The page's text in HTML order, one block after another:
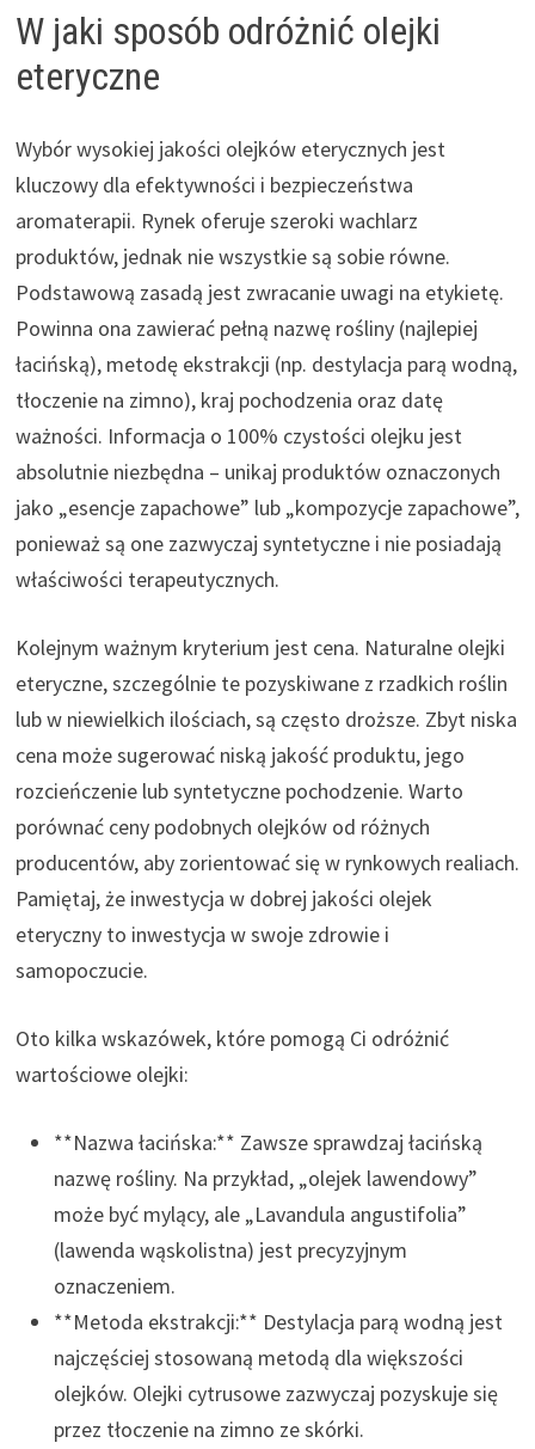
W jaki sposób odróżnić olejki
eteryczne
Wybór wysokiej jakości olejków eterycznych jest
kluczowy dla efektywności i bezpieczeństwa
aromaterapii. Rynek oferuje szeroki wachlarz
produktów, jednak nie wszystkie są sobie równe.
Podstawową zasadą jest zwracanie uwagi na etykietę.
Powinna ona zawierać pełną nazwę rośliny (najlepiej
łacińską), metodę ekstrakcji (np. destylacja parą wodną,
tłoczenie na zimno), kraj pochodzenia oraz datę
ważności. Informacja o 100% czystości olejku jest
absolutnie niezbędna – unikaj produktów oznaczonych
jako „esencje zapachowe” lub „kompozycje zapachowe”,
ponieważ są one zazwyczaj syntetyczne i nie posiadają
właściwości terapeutycznych.
Kolejnym ważnym kryterium jest cena. Naturalne olejki
eteryczne, szczególnie te pozyskiwane z rzadkich roślin
lub w niewielkich ilościach, są często droższe. Zbyt niska
cena może sugerować niską jakość produktu, jego
rozcieńczenie lub syntetyczne pochodzenie. Warto
porównać ceny podobnych olejków od różnych
producentów, aby zorientować się w rynkowych realiach.
Pamiętaj, że inwestycja w dobrej jakości olejek
eteryczny to inwestycja w swoje zdrowie i
samopoczucie.
Oto kilka wskazówek, które pomogą Ci odróżnić
wartościowe olejki:
**Nazwa łacińska:** Zawsze sprawdzaj łacińską
nazwę rośliny. Na przykład, „olejek lawendowy”
może być mylący, ale „Lavandula angustifolia”
(lawenda wąskolistna) jest precyzyjnym
oznaczeniem.
**Metoda ekstrakcji:** Destylacja parą wodną jest
najczęściej stosowaną metodą dla większości
olejków. Olejki cytrusowe zazwyczaj pozyskuje się
przez tłoczenie na zimno ze skórki.